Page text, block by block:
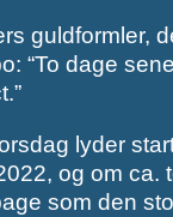
guldformler,
“To dage
lyder
og om ca.
som den